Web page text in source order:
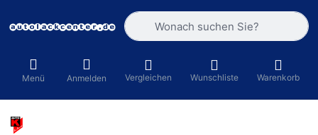
Geben Sie einen Suchbegriff ein.
Menü Anmelden Vergleichen Wunschliste Warenkorb